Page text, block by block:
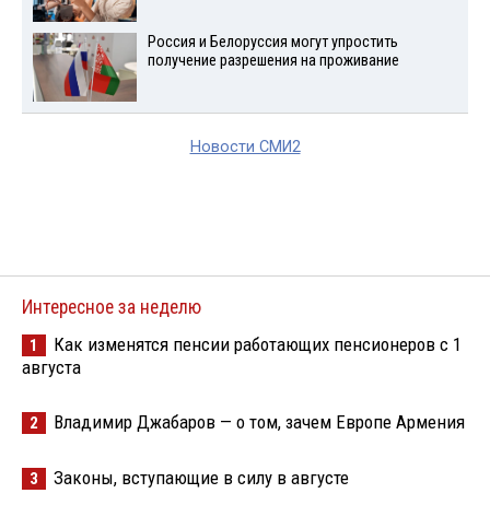
Россия и Белоруссия могут упростить
получение разрешения на проживание
Новости СМИ2
Интересное за неделю
1
Как изменятся пенсии работающих пенсионеров с 1
августа
2 Владимир Джабаров — о том, зачем Европе Армения
3 Законы, вступающие в силу в августе